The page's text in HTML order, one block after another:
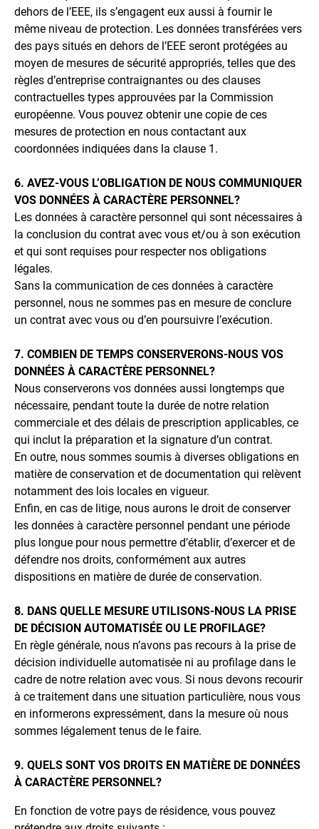
dehors de l’EEE, ils s’engagent eux aussi à fournir le
même niveau de protection. Les données transférées vers
des pays situés en dehors de l’EEE seront protégées au
moyen de mesures de sécurité appropriés, telles que des
règles d’entreprise contraignantes ou des clauses
contractuelles types approuvées par la Commission
européenne. Vous pouvez obtenir une copie de ces
mesures de protection en nous contactant aux
coordonnées indiquées dans la clause 1.
6. AVEZ-VOUS L’OBLIGATION DE NOUS COMMUNIQUER
VOS DONNÉES À CARACTÈRE PERSONNEL?
Les données à caractère personnel qui sont nécessaires à
la conclusion du contrat avec vous et/ou à son exécution
et qui sont requises pour respecter nos obligations
légales.
Sans la communication de ces données à caractère
personnel, nous ne sommes pas en mesure de conclure
un contrat avec vous ou d’en poursuivre l’exécution.
7. COMBIEN DE TEMPS CONSERVERONS-NOUS VOS
DONNÉES À CARACTÈRE PERSONNEL?
Nous conserverons vos données aussi longtemps que
nécessaire, pendant toute la durée de notre relation
commerciale et des délais de prescription applicables, ce
qui inclut la préparation et la signature d’un contrat.
En outre, nous sommes soumis à diverses obligations en
matière de conservation et de documentation qui relèvent
notamment des lois locales en vigueur.
Enfin, en cas de litige, nous aurons le droit de conserver
les données à caractère personnel pendant une période
plus longue pour nous permettre d’établir, d’exercer et de
défendre nos droits, conformément aux autres
dispositions en matière de durée de conservation.
8. DANS QUELLE MESURE UTILISONS-NOUS LA PRISE
DE DÉCISION AUTOMATISÉE OU LE PROFILAGE?
En règle générale, nous n’avons pas recours à la prise de
décision individuelle automatisée ni au profilage dans le
cadre de notre relation avec vous. Si nous devons recourir
à ce traitement dans une situation particulière, nous vous
en informerons expressément, dans la mesure où nous
sommes légalement tenus de le faire.
9. QUELS SONT VOS DROITS EN MATIÈRE DE DONNÉES
À CARACTÈRE PERSONNEL?
En fonction de votre pays de résidence, vous pouvez